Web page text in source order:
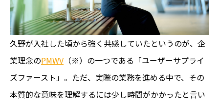
久野が入社した頃から強く共感していたというのが、企
業理念のPMWV （※）の一つである「ユーザーサプライ
ズファースト」。ただ、実際の業務を進める中で、その
本質的な意味を理解するには少し時間がかかったと言い